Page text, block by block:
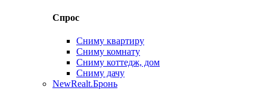
Спрос
Сниму квартиру
Сниму комнату
Сниму коттедж, дом
Сниму дачу
NewRealt.Бронь